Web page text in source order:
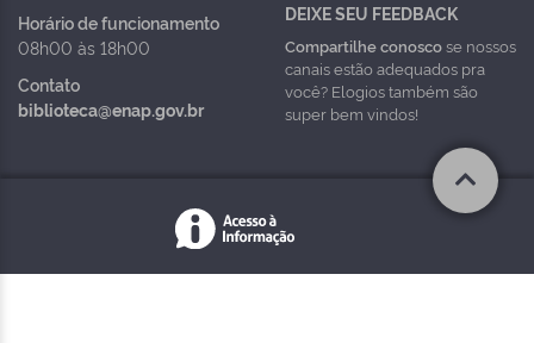
Horário de funcionamento
08h00 às 18h00
Contato
biblioteca@enap.gov.br
DEIXE SEU FEEDBACK
Compartilhe conoscose nossos
canais estão adequados pra
você? Elogios também são
super bem vindos!